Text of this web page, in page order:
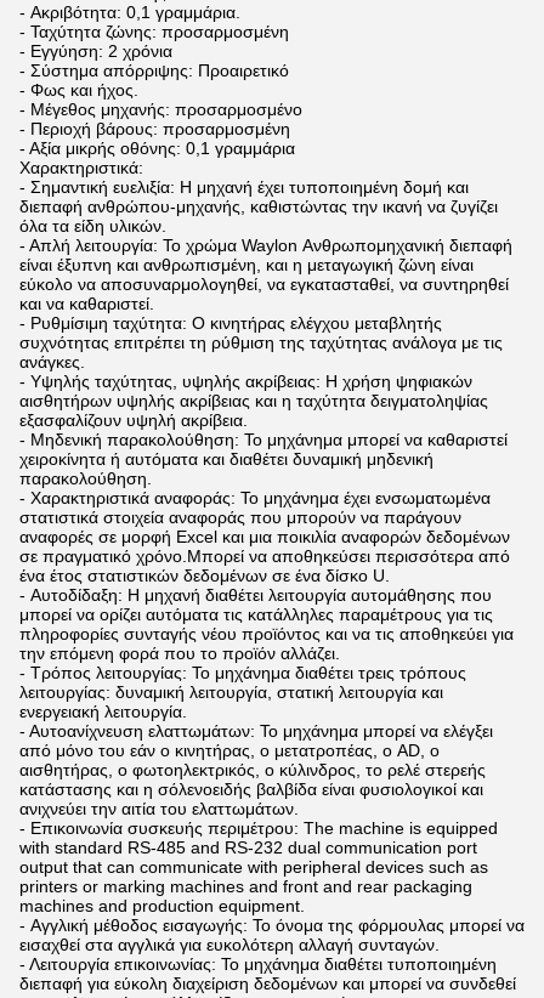
- Ακριβότητα: 0,1 γραμμάρια.
- Ταχύτητα ζώνης: προσαρμοσμένη
- Εγγύηση: 2 χρόνια
- Σύστημα απόρριψης: Προαιρετικό
- Φως και ήχος.
- Μέγεθος μηχανής: προσαρμοσμένο
- Περιοχή βάρους: προσαρμοσμένη
- Αξία μικρής οθόνης: 0,1 γραμμάρια
Χαρακτηριστικά:
- Σημαντική ευελιξία: Η μηχανή έχει τυποποιημένη δομή και
διεπαφή ανθρώπου-μηχανής, καθιστώντας την ικανή να ζυγίζει
όλα τα είδη υλικών.
- Απλή λειτουργία: Το χρώμα Waylon Ανθρωπομηχανική διεπαφή
είναι έξυπνη και ανθρωπισμένη, και η μεταγωγική ζώνη είναι
εύκολο να αποσυναρμολογηθεί, να εγκατασταθεί, να συντηρηθεί
και να καθαριστεί.
- Ρυθμίσιμη ταχύτητα: Ο κινητήρας ελέγχου μεταβλητής
συχνότητας επιτρέπει τη ρύθμιση της ταχύτητας ανάλογα με τις
ανάγκες.
- Υψηλής ταχύτητας, υψηλής ακρίβειας: Η χρήση ψηφιακών
αισθητήρων υψηλής ακρίβειας και η ταχύτητα δειγματοληψίας
εξασφαλίζουν υψηλή ακρίβεια.
- Μηδενική παρακολούθηση: Το μηχάνημα μπορεί να καθαριστεί
χειροκίνητα ή αυτόματα και διαθέτει δυναμική μηδενική
παρακολούθηση.
- Χαρακτηριστικά αναφοράς: Το μηχάνημα έχει ενσωματωμένα
στατιστικά στοιχεία αναφοράς που μπορούν να παράγουν
αναφορές σε μορφή Excel και μια ποικιλία αναφορών δεδομένων
σε πραγματικό χρόνο.Μπορεί να αποθηκεύσει περισσότερα από
ένα έτος στατιστικών δεδομένων σε ένα δίσκο U.
- Αυτοδίδαξη: Η μηχανή διαθέτει λειτουργία αυτομάθησης που
μπορεί να ορίζει αυτόματα τις κατάλληλες παραμέτρους για τις
πληροφορίες συνταγής νέου προϊόντος και να τις αποθηκεύει για
την επόμενη φορά που το προϊόν αλλάζει.
- Τρόπος λειτουργίας: Το μηχάνημα διαθέτει τρεις τρόπους
λειτουργίας: δυναμική λειτουργία, στατική λειτουργία και
ενεργειακή λειτουργία.
- Αυτοανίχνευση ελαττωμάτων: Το μηχάνημα μπορεί να ελέγξει
από μόνο του εάν ο κινητήρας, ο μετατροπέας, ο AD, ο
αισθητήρας, ο φωτοηλεκτρικός, ο κύλινδρος, το ρελέ στερεής
κατάστασης και η σόλενοειδής βαλβίδα είναι φυσιολογικοί και
ανιχνεύει την αιτία του ελαττωμάτων.
- Επικοινωνία συσκευής περιμέτρου: The machine is equipped
with standard RS-485 and RS-232 dual communication port
output that can communicate with peripheral devices such as
printers or marking machines and front and rear packaging
machines and production equipment.
- Αγγλική μέθοδος εισαγωγής: Το όνομα της φόρμουλας μπορεί να
εισαχθεί στα αγγλικά για ευκολότερη αλλαγή συνταγών.
- Λειτουργία επικοινωνίας: Το μηχάνημα διαθέτει τυποποιημένη
διεπαφή για εύκολη διαχείριση δεδομένων και μπορεί να συνδεθεί